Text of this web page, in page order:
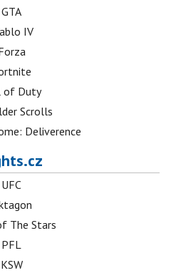
GTA
IV
of Duty
Scrolls
Deliverence
UFC
The Stars
PFL
KSW